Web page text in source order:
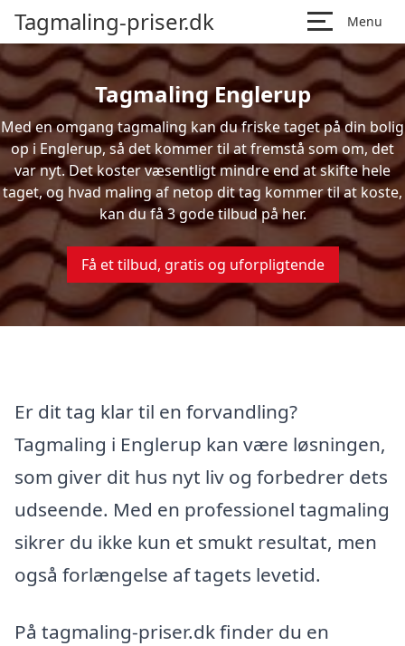
Tagmaling-priser.dk Menu
Tagmaling Englerup
Med en omgang tagmaling kan du friske taget på din bolig
op i Englerup, så det kommer til at fremstå som om, det
var nyt. Det koster væsentligt mindre end at skifte hele
taget, og hvad maling af netop dit tag kommer til at koste,
kan du få 3 gode tilbud på her.
Få et tilbud, gratis og uforpligtende
Er dit tag klar til en forvandling?
Tagmaling i Englerup kan være løsningen,
som giver dit hus nyt liv og forbedrer dets
udseende. Med en professionel tagmaling
sikrer du ikke kun et smukt resultat, men
også forlængelse af tagets levetid.
På tagmaling-priser.dk finder du en